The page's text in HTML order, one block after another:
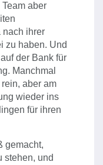
aber
nach ihrer
zu haben. Und
der Bank für
Manchmal
aber am
wieder ins
für ihren
gemacht,
stehen, und